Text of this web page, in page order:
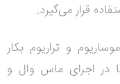
قرار می‌گیرد.
و تراریوم بکار
در اجرای ماس وال و